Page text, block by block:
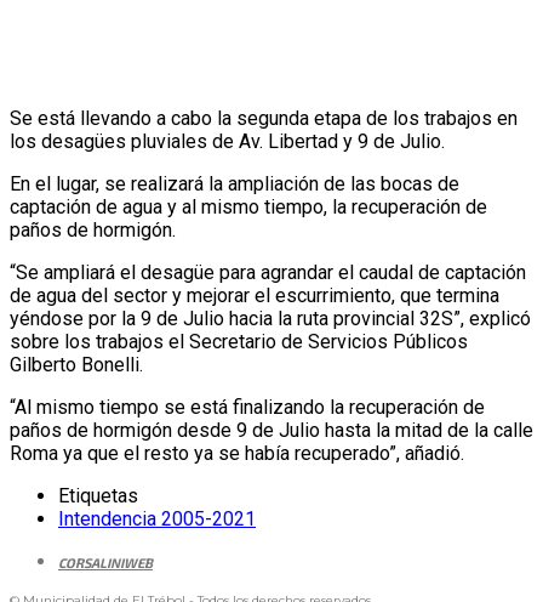
Se está llevando a cabo la segunda etapa de los trabajos en
los desagües pluviales de Av. Libertad y 9 de Julio.
En el lugar, se realizará la ampliación de las bocas de
captación de agua y al mismo tiempo, la recuperación de
paños de hormigón.
“Se ampliará el desagüe para agrandar el caudal de captación
de agua del sector y mejorar el escurrimiento, que termina
yéndose por la 9 de Julio hacia la ruta provincial 32S”, explicó
sobre los trabajos el Secretario de Servicios Públicos
Gilberto Bonelli.
“Al mismo tiempo se está finalizando la recuperación de
paños de hormigón desde 9 de Julio hasta la mitad de la calle
Roma ya que el resto ya se había recuperado”, añadió.
Etiquetas
Intendencia 2005-2021
CORSALINIWEB